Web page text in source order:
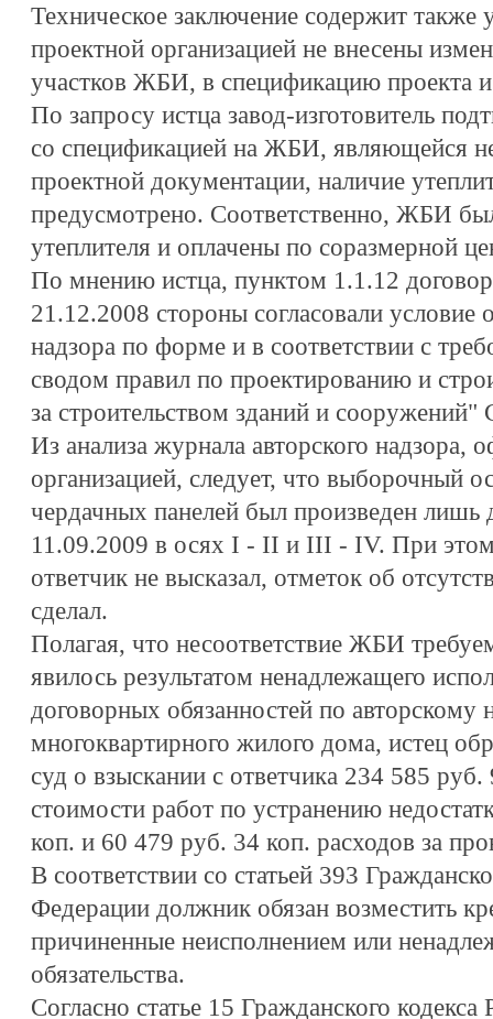
Техническое заключение содержит также
проектной организацией не внесены
участков ЖБИ, в спецификацию проекта
По запросу истца завод-изготовитель
со спецификацией на ЖБИ, являющейся
проектной документации, наличие
предусмотрено. Соответственно, ЖБИ
утеплителя и оплачены по соразмерной
По мнению истца, пунктом 1.1.12
21.12.2008 стороны согласовали условие
надзора по форме и в соответствии с
сводом правил по проектированию и
за строительством зданий и
Из анализа журнала авторского надзора,
организацией, следует, что
чердачных панелей был произведен
11.09.2009 в осях I - II и III - IV. При
ответчик не высказал, отметок об
сделал.
Полагая, что несоответствие ЖБИ
явилось результатом ненадлежащего
договорных обязанностей по авторскому
многоквартирного жилого дома, истец
суд о взыскании с ответчика 234 585
стоимости работ по устранению
коп. и 60 479 руб. 34 коп. расходов за
В соответствии со статьей 393
Федерации должник обязан возместить
причиненные неисполнением или
обязательства.
Согласно статье 15 Гражданского